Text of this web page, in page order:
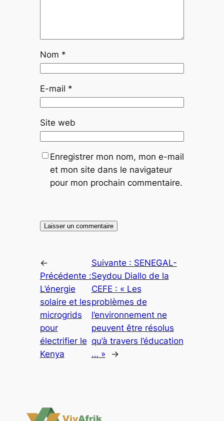
Nom *
E-mail *
Site web
Enregistrer mon nom, mon e-mail
et mon site dans le navigateur
pour mon prochain commentaire.
←
Précédente :
L’énergie
solaire et les
microgrids
pour
électrifier le
Kenya
Suivante : SENEGAL-
Seydou Diallo de la
CEFE : « Les
problèmes de
l’environnement ne
peuvent être résolus
qu’à travers l’éducation
… »
→